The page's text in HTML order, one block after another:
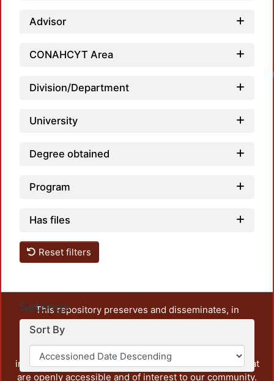
Advisor
CONAHCYT Area
Division/Department
University
Degree obtained
Program
Has files
Reset filters
Settings
Sort By
This repository preserves and disseminates, in
unrestricted open access, the teaching and research
output of UAM Azcapotzalco. It also includes some
administrative and graphic documents from the
institution, as well as content from other institutions that
are openly accessible and of interest to our community.